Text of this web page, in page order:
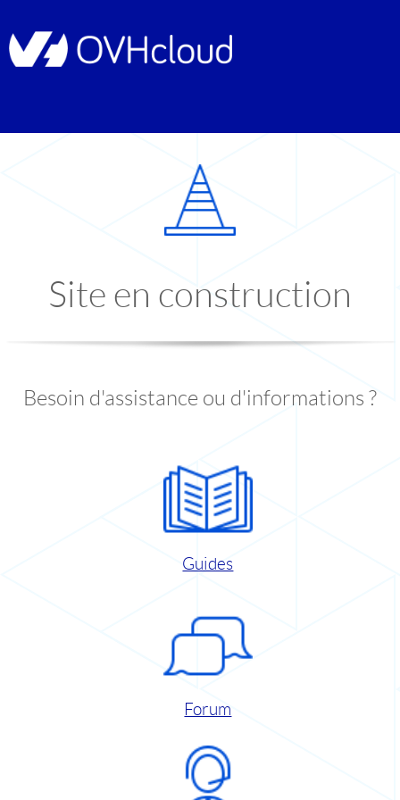
Site en construction
Besoin d'assistance ou d'informations ?
Guides
Forum